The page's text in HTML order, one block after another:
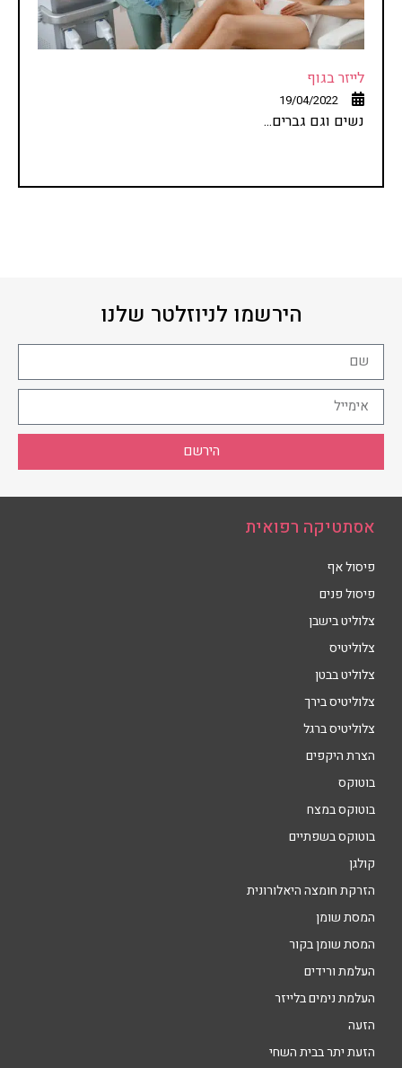
לייזר בגוף
19/04/2022
נשים וגם גברים...
הירשמו לניוזלטר שלנו
הירשם
אסתטיקה רפואית
פיסול אף
פיסול פנים
צלוליט בישבן
צלוליטיס
צלוליט בבטן
צלוליטיס בירך
צלוליטיס ברגל
הצרת היקפים
בוטוקס
בוטוקס במצח
בוטוקס בשפתיים
קולגן
הזרקת חומצה היאלורונית
המסת שומן
המסת שומן בקור
העלמת ורידים
העלמת נימים בלייזר
הזעה
הזעת יתר בבית השחי